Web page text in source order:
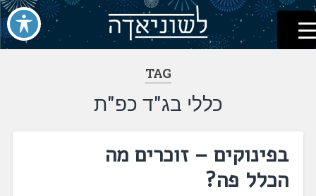
דלג
לתוכן
לשוניאדה
עברית. לשון. שפה
TAG
כללי בג"ד כפ"ת
בפינוקים – זוכרים מה
הכלל פה?